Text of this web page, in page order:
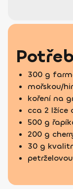
300 g
mořskou/
koření na
cca 2 lžíce
500 g
200 g
30 g